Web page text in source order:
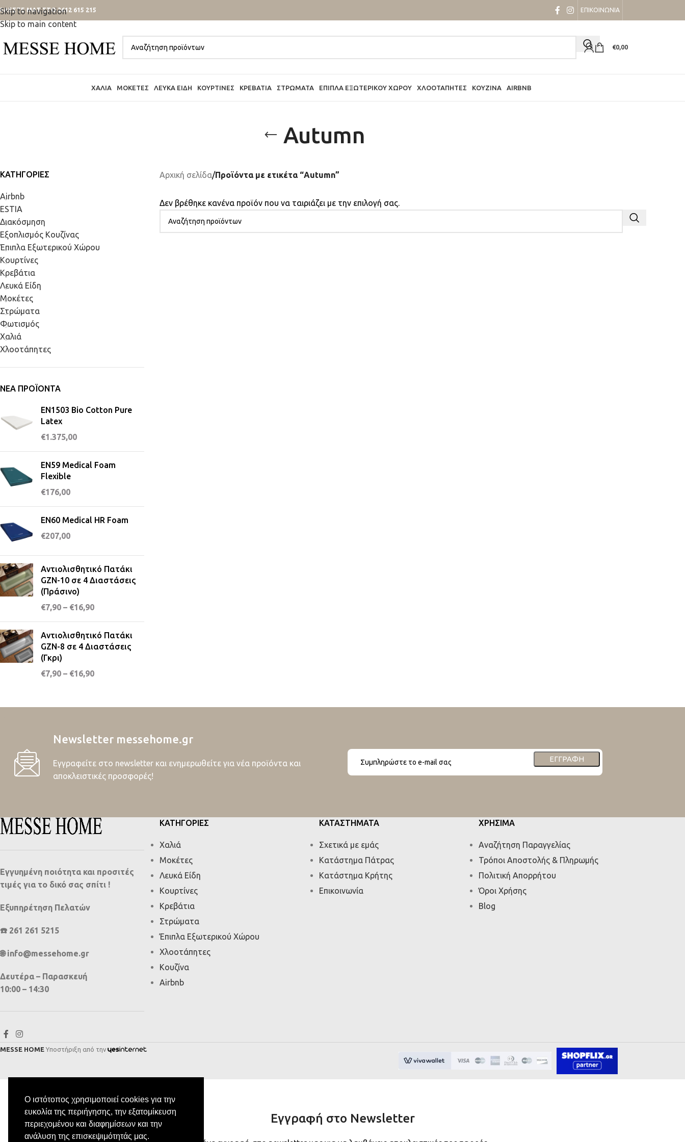
Ο ιστότοπος χρησιμοποιεί cookies για την
ευκολία της περιήγησης, την εξατομίκευση
περιεχομένου και διαφημίσεων και την
ανάλυση της επισκεψιμότητάς μας.
Skip to navigation
Skip to main content
ΜΑΣ ΣΤΟ 2612 615 215 ΕΠΙΚΟΙΝΩΝΙΑ
€0,00
ΧΑΛΙΆ ΜΟΚΈΤΕΣ ΛΕΥΚΆ ΕΊΔΗ ΚΟΥΡΤΊΝΕΣ ΚΡΕΒΆΤΙΑ ΣΤΡΏΜΑΤΑ ΈΠΙΠΛΑ ΕΞΩΤΕΡΙΚΟΎ ΧΏΡΟΥ ΧΛΟΟΤΆΠΗΤΕΣ ΚΟΥΖΊΝΑ AIRBNB
Autumn
ΚΑΤΗΓΟΡΊΕΣ
Airbnb
ESTIA
Διακόσμηση
Εξοπλισμός Κουζίνας
Έπιπλα Εξωτερικού Χώρου
Κουρτίνες
Κρεβάτια
Λευκά Είδη
Μοκέτες
Στρώματα
Φωτισμός
Χαλιά
Χλοοτάπητες
ΝΈΑ ΠΡΟΪΌΝΤΑ
EN1503 Bio Cotton Pure
Latex
€1.375,00
EN59 Medical Foam
Flexible
€176,00
EN60 Medical HR Foam
€207,00
Αντιολισθητικό Πατάκι
GZN-10 σε 4 Διαστάσεις
(Πράσινο)
€7,90 – €16,90
Αντιολισθητικό Πατάκι
GZN-8 σε 4 Διαστάσεις
(Γκρι)
€7,90 – €16,90
Αρχική σελίδα/Προϊόντα με ετικέτα “Autumn”
Δεν βρέθηκε κανένα προϊόν που να ταιριάζει με την επιλογή σας.
Newsletter messehome.gr
Εγγραφείτε στο newsletter και ενημερωθείτε για νέα προϊόντα και
αποκλειστικές προσφορές!
ΕΓΓΡΑΦΉ
Εγγυημένη ποιότητα και προσιτές
τιμές για το δικό σας σπίτι !
Εξυπηρέτηση Πελατών
☎️ 261 261 5215
🌐 info@messehome.gr
Δευτέρα – Παρασκευή
10:00 – 14:30
ΚΑΤΗΓΟΡΙΕΣ
Χαλιά
Μοκέτες
Λευκά Είδη
Κουρτίνες
Κρεβάτια
Στρώματα
Έπιπλα Εξωτερικού Χώρου
Χλοοτάπητες
Κουζίνα
Airbnb
ΚΑΤΑΣΤΗΜΑΤΑ
Σχετικά με εμάς
Κατάστημα Πάτρας
Κατάστημα Κρήτης
Επικοινωνία
ΧΡΗΣΙΜΑ
Αναζήτηση Παραγγελίας
Τρόποι Αποστολής & Πληρωμής
Πολιτική Απορρήτου
Όροι Χρήσης
Blog
MESSE HOME Υποστήριξη από την
Εγγραφή στο Newsletter